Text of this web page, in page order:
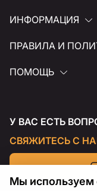
ИНФОРМАЦИЯ
ПРАВИЛА И
ПОМОЩЬ
У ВАС ЕСТЬ
СВЯЖИТЕСЬ С
Мы